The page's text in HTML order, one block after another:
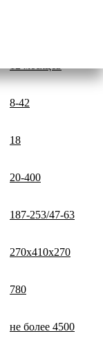
12 месяцев
8-42
18
20-400
187-253/47-63
270х410х270
780
не более 4500